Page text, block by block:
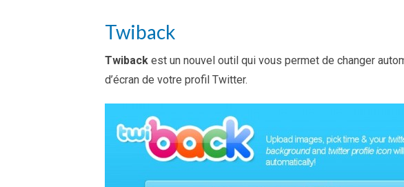
Twiback
Twiback est un nouvel outil qui vous permet de changer
d’écran de votre profil Twitter.